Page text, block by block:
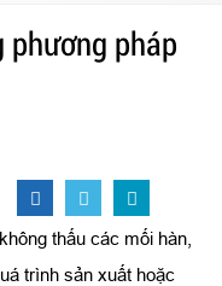
phương pháp
thấu các mối hàn,
trình sản xuất hoặc